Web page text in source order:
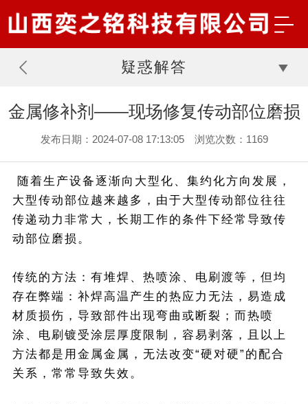
疑惑解答
金属修补剂——现场修复传动部位磨损
发布日期：2024-07-08 17:13:05 浏览次数：1169
随着生产设备逐渐向大型化、集约化方向发展，
大型传动部位越来越多，由于大型传动部位往往
传递动力非常大，长期工作的条件下经常导致传
动部位磨损。
传统的方法：有堆焊、热喷涂、电刷渡等，但均
存在弊端：补焊高温产生的热应力无法，易造成
材质损伤，导致部件出现弯曲或断裂；而热喷
涂、电刷镀受涂层厚度限制，容易剥落，且以上
方法都是用金属金属，无法改变“硬对硬”的配合
关系，常常导致失效。